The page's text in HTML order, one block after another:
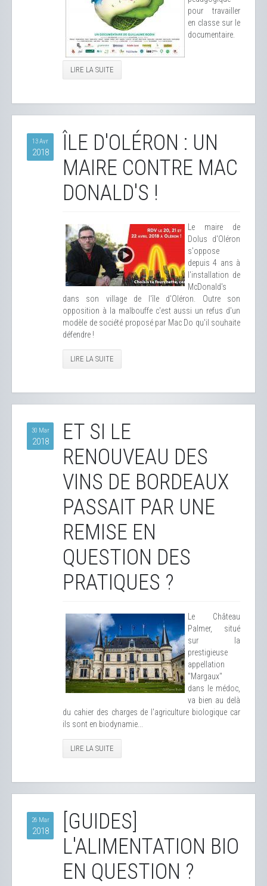
pour travailler
en classe sur le
documentaire.
LIRE LA SUITE
13 Avr
2018
ÎLE D'OLÉRON : UN
MAIRE CONTRE MAC
DONALD'S !
Le maire de
Dolus d'Oléron
s'oppose
depuis 4 ans à
l'installation de
McDonald's
dans son village de l'île d'Oléron. Outre son
opposition à la malbouffe c'est aussi un refus d'un
modèle de société proposé par Mac Do qu'il souhaite
défendre !
LIRE LA SUITE
30 Mar
2018
ET SI LE
RENOUVEAU DES
VINS DE BORDEAUX
PASSAIT PAR UNE
REMISE EN
QUESTION DES
PRATIQUES ?
Le Château
Palmer, situé
sur la
prestigieuse
appellation
"Margaux"
dans le médoc,
va bien au delà
du cahier des charges de l'agriculture biologique car
ils sont en biodynamie...
LIRE LA SUITE
26 Mar
2018
[GUIDES]
L'ALIMENTATION BIO
EN QUESTION ?